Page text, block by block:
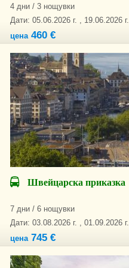
4 дни / 3 нощувки
Дати: 05.06.2026 г. , 19.06.2026 г.
цена460 €
Швейцарска приказка
7 дни / 6 нощувки
Дати: 03.08.2026 г. , 01.09.2026 г.
цена745 €